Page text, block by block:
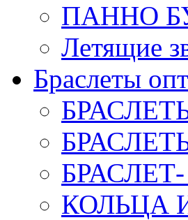
ПАННО
Летящие
Браслеты
КОЛЬЦА